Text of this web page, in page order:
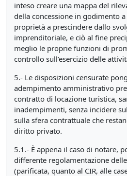
inteso creare una mappa del
della concessione in godimento
proprietà a prescindere dallo
imprenditoriale, e ciò al fine
meglio le proprie funzioni di
controllo sull’esercizio delle
5.- Le disposizioni censurate
adempimento amministrativo
contratto di locazione turistica,
inadempimenti, senza incidere
sulla sfera contrattuale che
diritto privato.
5.1.- È appena il caso di notare,
differente regolamentazione
(parificata, quanto al CIR, alle